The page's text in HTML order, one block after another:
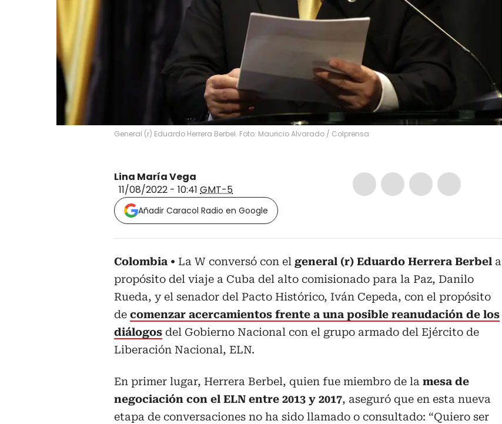
General (r) Eduardo Herrera Berbel. Foto: Mauricio Alvarado / Colprensa
Lina María Vega
11/08/2022 - 10:41 GMT-5
Añadir Caracol Radio en Google
Colombia La W conversó con el general (r) Eduardo Herrera Berbel a
propósito del viaje a Cuba del alto comisionado para la Paz, Danilo
Rueda, y el senador del Pacto Histórico, Iván Cepeda, con el propósito
de comenzar acercamientos frente a una posible reanudación de los
diálogos del Gobierno Nacional con el grupo armado del Ejército de
Liberación Nacional, ELN.
En primer lugar, Herrera Berbel, quien fue miembro de la mesa de
negociación con el ELN entre 2013 y 2017, aseguró que en esta nueva
etapa de conversaciones no ha sido llamado o consultado: “Quiero ser